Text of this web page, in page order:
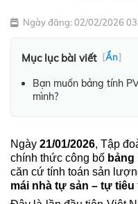
Ngày đăng: 02/02/2026
Mục lục bài viết [Ẩn]
Bạn muốn bảng tính
mình?
Ngày 21/01/2026, Tập
chính thức công bố bảng
căn cứ tính toán sản
mái nhà tự sản – tự tiêu